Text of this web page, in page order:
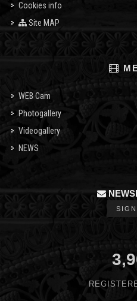
Cookies info
Site MAP
WEB Cam
Photogallery
Videogallery
NEWS